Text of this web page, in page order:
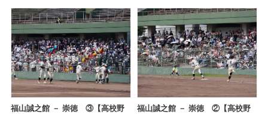
福山誠之館 － 崇徳 ③【高校野
福山誠之館 － 崇徳 ②【高校野